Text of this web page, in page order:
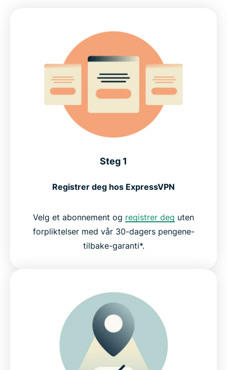
Steg 1
Registrer deg hos ExpressVPN
Velg et abonnement og registrer deg uten
forpliktelser med vår 30-dagers pengene-
tilbake-garanti*.